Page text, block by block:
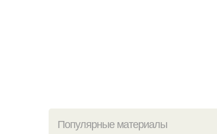
Популярные материалы